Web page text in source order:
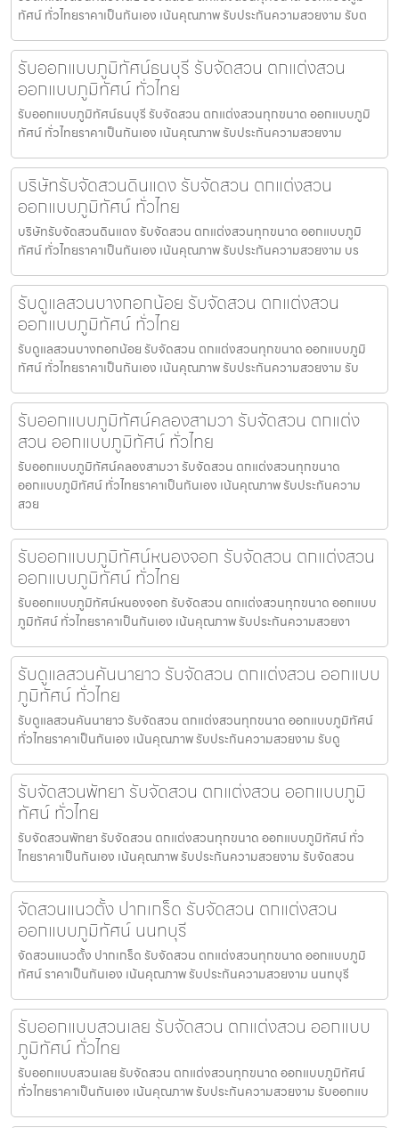
ทัศน์ ทั่วไทยราคาเป็นกันเอง เน้นคุณภาพ รับประกันความสวยงาม รับต
รับออกแบบภูมิทัศน์ธนบุรี รับจัดสวน ตกแต่งสวน
ออกแบบภูมิทัศน์ ทั่วไทย
รับออกแบบภูมิทัศน์ธนบุรี รับจัดสวน ตกแต่งสวนทุกขนาด ออกแบบภูมิ
ทัศน์ ทั่วไทยราคาเป็นกันเอง เน้นคุณภาพ รับประกันความสวยงาม
บริษัทรับจัดสวนดินแดง รับจัดสวน ตกแต่งสวน
ออกแบบภูมิทัศน์ ทั่วไทย
บริษัทรับจัดสวนดินแดง รับจัดสวน ตกแต่งสวนทุกขนาด ออกแบบภูมิ
ทัศน์ ทั่วไทยราคาเป็นกันเอง เน้นคุณภาพ รับประกันความสวยงาม บร
รับดูแลสวนบางกอกน้อย รับจัดสวน ตกแต่งสวน
ออกแบบภูมิทัศน์ ทั่วไทย
รับดูแลสวนบางกอกน้อย รับจัดสวน ตกแต่งสวนทุกขนาด ออกแบบภูมิ
ทัศน์ ทั่วไทยราคาเป็นกันเอง เน้นคุณภาพ รับประกันความสวยงาม รับ
รับออกแบบภูมิทัศน์คลองสามวา รับจัดสวน ตกแต่ง
สวน ออกแบบภูมิทัศน์ ทั่วไทย
รับออกแบบภูมิทัศน์คลองสามวา รับจัดสวน ตกแต่งสวนทุกขนาด
ออกแบบภูมิทัศน์ ทั่วไทยราคาเป็นกันเอง เน้นคุณภาพ รับประกันความ
สวย
รับออกแบบภูมิทัศน์หนองจอก รับจัดสวน ตกแต่งสวน
ออกแบบภูมิทัศน์ ทั่วไทย
รับออกแบบภูมิทัศน์หนองจอก รับจัดสวน ตกแต่งสวนทุกขนาด ออกแบบ
ภูมิทัศน์ ทั่วไทยราคาเป็นกันเอง เน้นคุณภาพ รับประกันความสวยงา
รับดูแลสวนคันนายาว รับจัดสวน ตกแต่งสวน ออกแบบ
ภูมิทัศน์ ทั่วไทย
รับดูแลสวนคันนายาว รับจัดสวน ตกแต่งสวนทุกขนาด ออกแบบภูมิทัศน์
ทั่วไทยราคาเป็นกันเอง เน้นคุณภาพ รับประกันความสวยงาม รับดู
รับจัดสวนพัทยา รับจัดสวน ตกแต่งสวน ออกแบบภูมิ
ทัศน์ ทั่วไทย
รับจัดสวนพัทยา รับจัดสวน ตกแต่งสวนทุกขนาด ออกแบบภูมิทัศน์ ทั่ว
ไทยราคาเป็นกันเอง เน้นคุณภาพ รับประกันความสวยงาม รับจัดสวน
จัดสวนแนวตั้ง ปากเกร็ด รับจัดสวน ตกแต่งสวน
ออกแบบภูมิทัศน์ นนทบุรี
จัดสวนแนวตั้ง ปากเกร็ด รับจัดสวน ตกแต่งสวนทุกขนาด ออกแบบภูมิ
ทัศน์ ราคาเป็นกันเอง เน้นคุณภาพ รับประกันความสวยงาม นนทบุรี
รับออกแบบสวนเลย รับจัดสวน ตกแต่งสวน ออกแบบ
ภูมิทัศน์ ทั่วไทย
รับออกแบบสวนเลย รับจัดสวน ตกแต่งสวนทุกขนาด ออกแบบภูมิทัศน์
ทั่วไทยราคาเป็นกันเอง เน้นคุณภาพ รับประกันความสวยงาม รับออกแบ